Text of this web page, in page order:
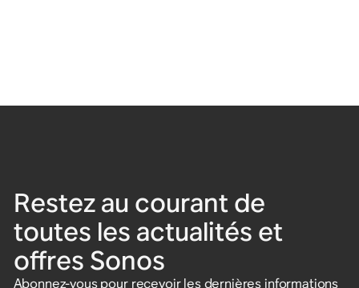
Restez au courant de
toutes les actualités et
offres Sonos
Abonnez-vous pour recevoir les dernières informations